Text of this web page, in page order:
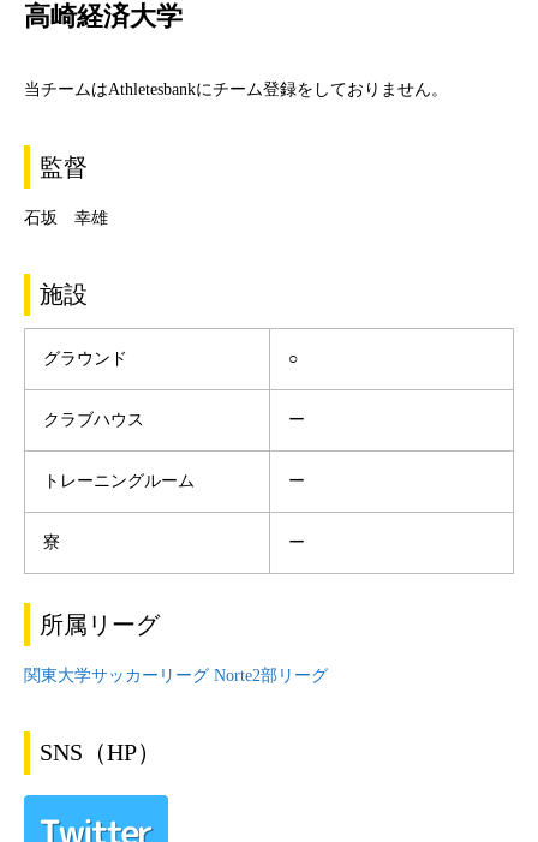
高崎経済大学
当チームはAthletesbankにチーム登録をしておりません。
監督
石坂 幸雄
施設
グラウンド ○
クラブハウス ー
トレーニングルーム ー
寮 ー
所属リーグ
関東大学サッカーリーグ Norte2部リーグ
SNS（HP）